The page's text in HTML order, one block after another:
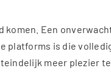
komen. Een
platforms is die
meer plezier te